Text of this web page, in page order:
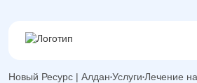
Новый Ресурс | Алдан Услуги Лечение